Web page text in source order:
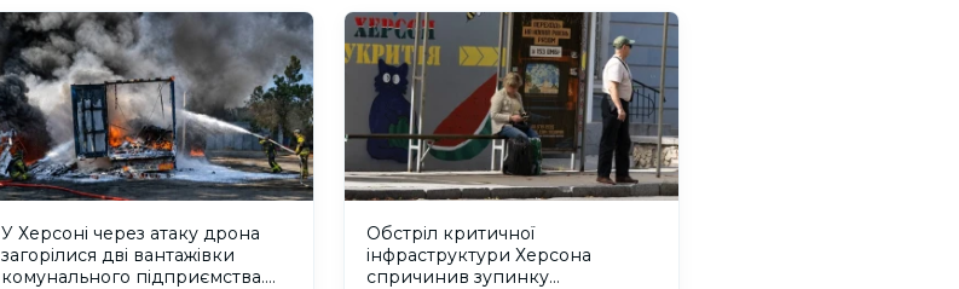
У Херсоні через атаку дрона
загорілися дві вантажівки
комунального підприємства.
Обстріл критичної
інфраструктури Херсона
спричинив зупинку